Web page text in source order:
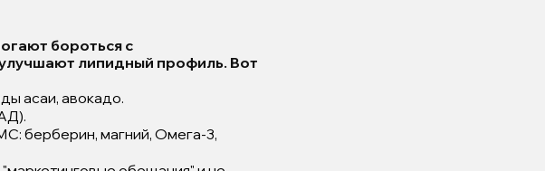
бороться с
липидный профиль. Вот
асаи, авокадо.
берберин, магний, Омега-3,